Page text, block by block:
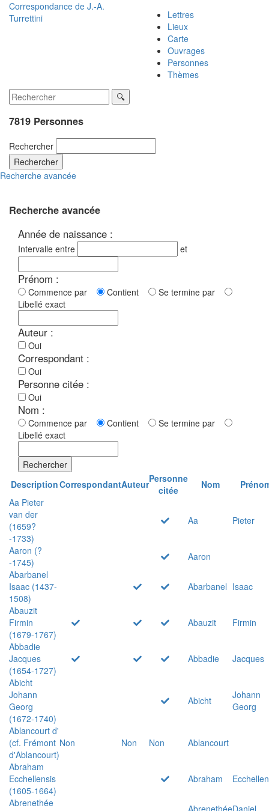
Correspondance de J.-A.
Turrettini
Lettres
Lieux
Carte
Ouvrages
Personnes
Thèmes
7819 Personnes
Rechercher
Rechercher
Recherche avancée
Recherche avancée
Année de naissance :
Intervalle entre et
Prénom :
Commence par Contient
Se termine par
Libellé exact
Auteur :
Oui
Correspondant :
Oui
Personne citée :
Oui
Nom :
Commence par Contient
Se termine par
Libellé exact
Rechercher
DescriptionCorrespondantAuteurPersonne
citée
Nom
Aa Pieter
van der
(1659?
-1733)
Aa Pieter
Aaron (?
-1745)
Aaron
Abarbanel
Isaac (1437-
1508)
Abarbanel Isaac
Abauzit
Firmin
(1679-1767)
Abauzit
Firmin
Abbadie
Jacques
(1654-1727)
Abbadie
Jacques
Abicht
Johann
Georg
(1672-1740)
Abicht
Johann
Georg
Ablancourt d'
(cf. Frémont
d'Ablancourt)
Non Non Non
Ablancourt
Abraham
Ecchellensis
(1605-1664)
Abraham
Abrenethée
AbrenethéeDaniel